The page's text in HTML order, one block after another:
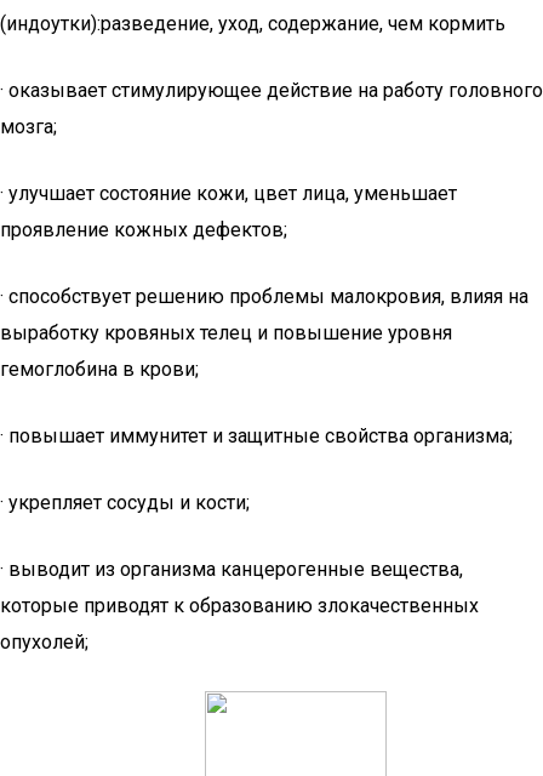
(индоутки):разведение, уход, содержание, чем кормить
· оказывает стимулирующее действие на работу головного
мозга;
· улучшает состояние кожи, цвет лица, уменьшает
проявление кожных дефектов;
· способствует решению проблемы малокровия, влияя на
выработку кровяных телец и повышение уровня
гемоглобина в крови;
· повышает иммунитет и защитные свойства организма;
· укрепляет сосуды и кости;
· выводит из организма канцерогенные вещества,
которые приводят к образованию злокачественных
опухолей;